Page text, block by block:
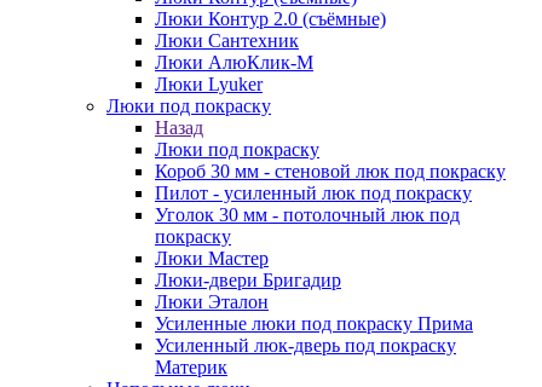
Люки Контур 2.0 (съёмные)
Люки Сантехник
Люки АлюКлик-М
Люки Lyuker
Люки под покраску
Назад
Люки под покраску
Короб 30 мм - стеновой люк под покраску
Пилот - усиленный люк под покраску
Уголок 30 мм - потолочный люк под
покраску
Люки Мастер
Люки-двери Бригадир
Люки Эталон
Усиленные люки под покраску Прима
Усиленный люк-дверь под покраску
Материк